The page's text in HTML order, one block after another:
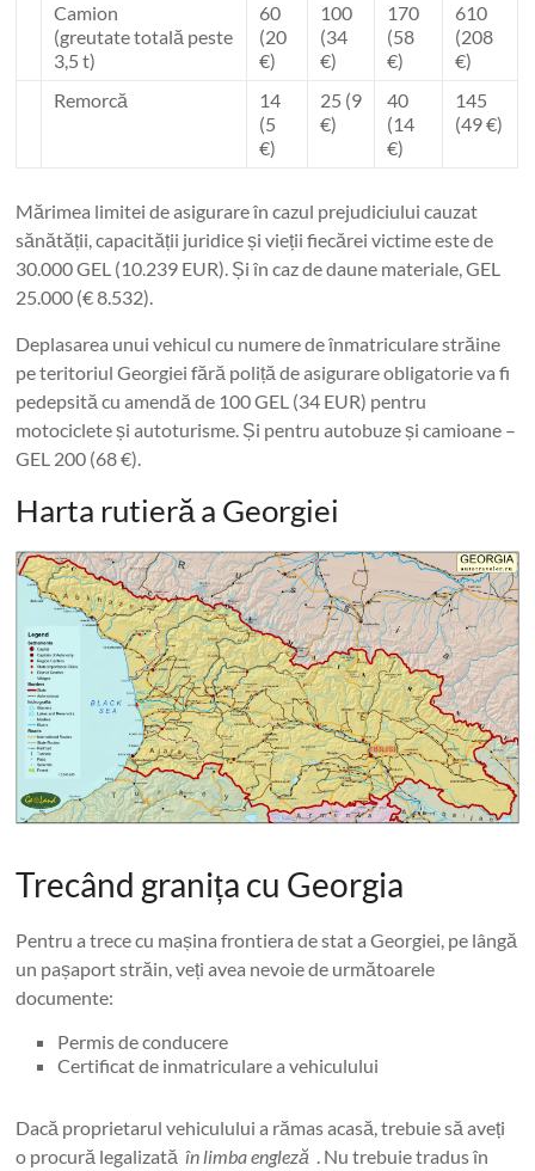
Camion
(greutate totală peste
3,5 t)
60
(20
€)
100
(34
€)
170
(58
€)
610
(208
€)
Remorcă
14
(5
€)
25 (9
€)
40
(14
€)
145
(49 €)
Mărimea limitei de asigurare în cazul prejudiciului cauzat
sănătății, capacității juridice și vieții fiecărei victime este de
30.000 GEL (10.239 EUR). Și în caz de daune materiale, GEL
25.000 (€ 8.532).
Deplasarea unui vehicul cu numere de înmatriculare străine
pe teritoriul Georgiei fără poliță de asigurare obligatorie va fi
pedepsită cu amendă de 100 GEL (34 EUR) pentru
motociclete și autoturisme. Și pentru autobuze și camioane –
GEL 200 (68 €).
Harta rutieră a Georgiei
Trecând granița cu Georgia
Pentru a trece cu mașina frontiera de stat a Georgiei, pe lângă
un pașaport străin, veți avea nevoie de următoarele
documente:
Permis de conducere
Certificat de inmatriculare a vehiculului
Dacă proprietarul vehiculului a rămas acasă, trebuie să aveți
o procură legalizatăîn limba engleză . Nu trebuie tradus în